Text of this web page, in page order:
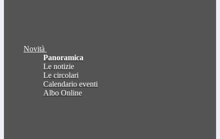
Novità
Panoramica
Le notizie
Le circolari
Calendario eventi
Albo Online